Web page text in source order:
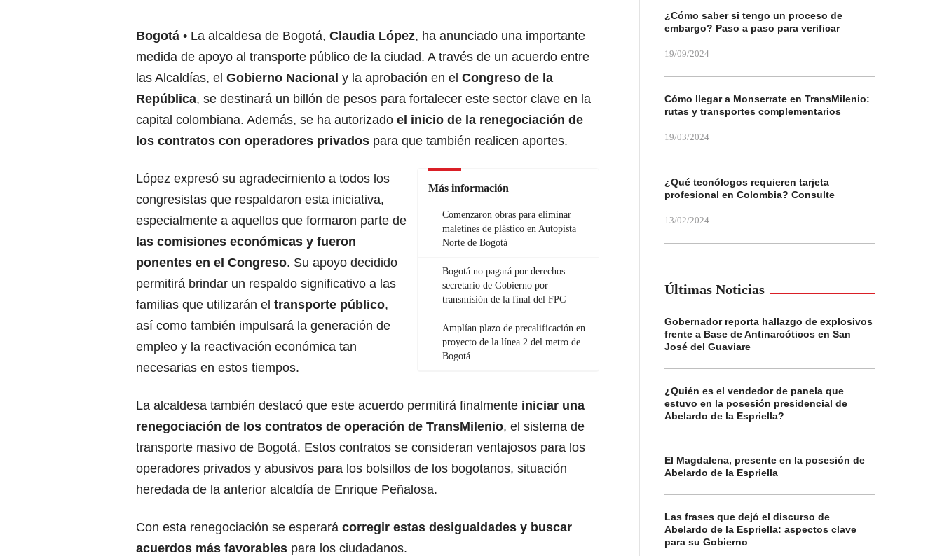
Bogotá La alcaldesa de Bogotá, Claudia López, ha anunciado una importante
medida de apoyo al transporte público de la ciudad. A través de un acuerdo entre
las Alcaldías, el Gobierno Nacional y la aprobación en el Congreso de la
República, se destinará un billón de pesos para fortalecer este sector clave en la
capital colombiana. Además, se ha autorizado el inicio de la renegociación de
los contratos con operadores privados para que también realicen aportes.
Más información
Comenzaron obras para eliminar
maletines de plástico en Autopista
Norte de Bogotá
Bogotá no pagará por derechos:
secretario de Gobierno por
transmisión de la final del FPC
Amplían plazo de precalificación en
proyecto de la línea 2 del metro de
Bogotá
López expresó su agradecimiento a todos los
congresistas que respaldaron esta iniciativa,
especialmente a aquellos que formaron parte de
las comisiones económicas y fueron
ponentes en el Congreso. Su apoyo decidido
permitirá brindar un respaldo significativo a las
familias que utilizarán el transporte público,
así como también impulsará la generación de
empleo y la reactivación económica tan
necesarias en estos tiempos.
La alcaldesa también destacó que este acuerdo permitirá finalmente iniciar una
renegociación de los contratos de operación de TransMilenio, el sistema de
transporte masivo de Bogotá. Estos contratos se consideran ventajosos para los
operadores privados y abusivos para los bolsillos de los bogotanos, situación
heredada de la anterior alcaldía de Enrique Peñalosa.
Con esta renegociación se esperará corregir estas desigualdades y buscar
acuerdos más favorables para los ciudadanos.
¿Cómo saber si tengo un proceso de
embargo? Paso a paso para verificar
19/09/2024
Cómo llegar a Monserrate en TransMilenio:
rutas y transportes complementarios
19/03/2024
¿Qué tecnólogos requieren tarjeta
profesional en Colombia? Consulte
13/02/2024
Últimas Noticias
Gobernador reporta hallazgo de explosivos
frente a Base de Antinarcóticos en San
José del Guaviare
¿Quién es el vendedor de panela que
estuvo en la posesión presidencial de
Abelardo de la Espriella?
El Magdalena, presente en la posesión de
Abelardo de la Espriella
Las frases que dejó el discurso de
Abelardo de la Espriella: aspectos clave
para su Gobierno